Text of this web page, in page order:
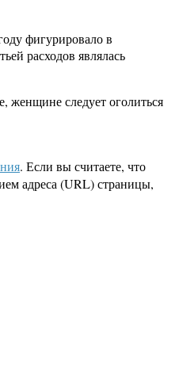
фигурировало в
расходов являлась
женщине следует оголиться
. Если вы считаете, что
адреса (URL) страницы,